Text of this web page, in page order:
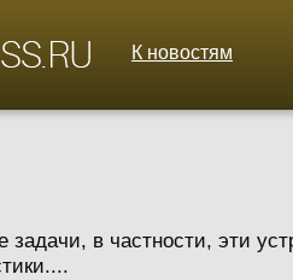
К новостям
в частности, эти